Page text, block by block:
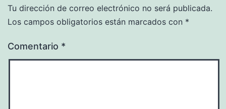
Tu dirección de correo electrónico no será publicada.
Los campos obligatorios están marcados con *
Comentario *